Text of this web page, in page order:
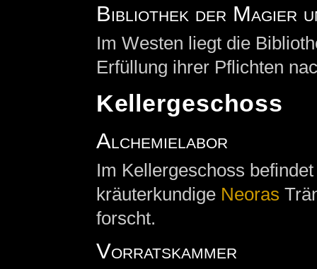
Bibliothek der Magier
Im Westen liegt die
Erfüllung ihrer Pflichten
Kellergeschoss
Alchemielabor
Im Kellergeschoss
kräuterkundige Neoras
forscht.
Vorratskammer